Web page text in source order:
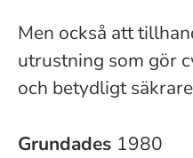
Men också att
utrustning som gör
och betydligt
Grundades 1980